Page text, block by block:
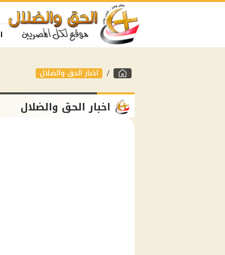
اخبار الحق والضلال
اخبار الحق والضلال